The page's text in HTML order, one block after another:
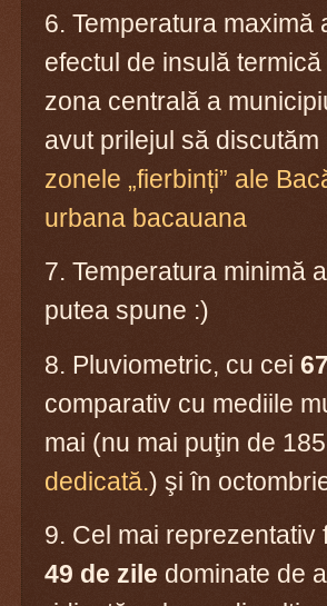
6. Temperatura
efectul de insulă
zona centrală a
avut prilejul să
zonele „fierbinți” ale
urbana bacauana
7. Temperatura minimă
putea spune :)
8. Pluviometric, cu cei
comparativ cu mediile
mai (nu mai puţin de
dedicată.) şi în
9. Cel mai
49 de zile dominate de